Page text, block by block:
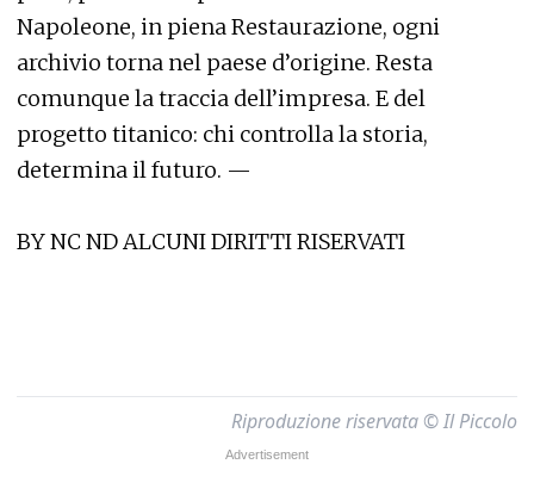
Napoleone, in piena Restaurazione, ogni
archivio torna nel paese d’origine. Resta
comunque la traccia dell’impresa. E del
progetto titanico: chi controlla la storia,
determina il futuro. —
BY NC ND ALCUNI DIRITTI RISERVATI
Riproduzione riservata © Il Piccolo